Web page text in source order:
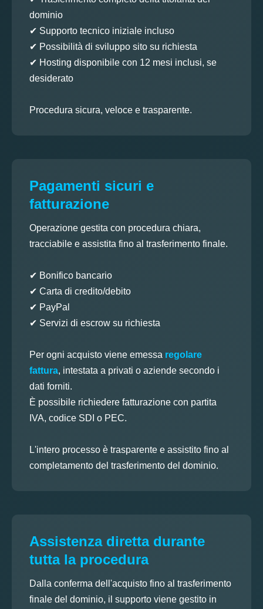
dominio
✔ Supporto tecnico iniziale incluso
✔ Possibilità di sviluppo sito su richiesta
✔ Hosting disponibile con 12 mesi inclusi, se
desiderato
Procedura sicura, veloce e trasparente.
Pagamenti sicuri e
fatturazione
Operazione gestita con procedura chiara,
tracciabile e assistita fino al trasferimento finale.
✔ Bonifico bancario
✔ Carta di credito/debito
✔ PayPal
✔ Servizi di escrow su richiesta
Per ogni acquisto viene emessa regolare
fattura, intestata a privati o aziende secondo i
dati forniti.
È possibile richiedere fatturazione con partita
IVA, codice SDI o PEC.
L'intero processo è trasparente e assistito fino al
completamento del trasferimento del dominio.
Assistenza diretta durante
tutta la procedura
Dalla conferma dell'acquisto fino al trasferimento
finale del dominio, il supporto viene gestito in